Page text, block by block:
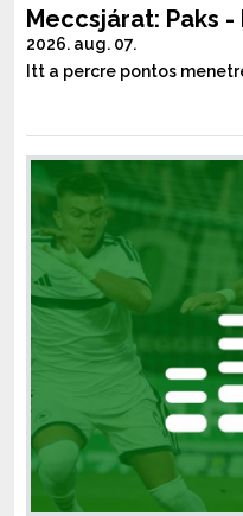
Meccsjárat: Paks
2026. aug. 07.
Itt a percre pontos